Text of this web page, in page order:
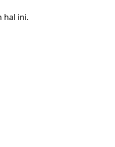
hal ini.